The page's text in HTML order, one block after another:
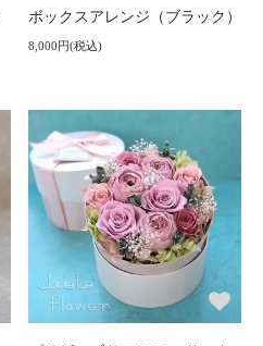
ボックスアレンジ（ブラック）
8,000円(税込)